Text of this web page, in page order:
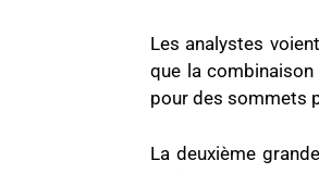
Les analystes
que la
pour des sommets
La deuxième